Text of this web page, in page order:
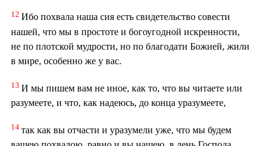
12 Ибо похвала наша сия есть свидетельство совести
нашей, что мы в простоте и богоугодной искренности,
не по плотской мудрости, но по благодати Божией, жили
в мире, особенно же у вас.
13 И мы пишем вам не иное, как то, что вы читаете или
разумеете, и что, как надеюсь, до конца уразумеете,
14 так как вы отчасти и уразумели уже, что мы будем